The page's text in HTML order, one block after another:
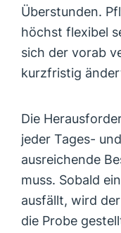
Überstunden.
höchst flexibel
sich der vorab
kurzfristig
Die
jeder Tages-
ausreichende
muss. Sobald
ausfällt, wird
die Probe